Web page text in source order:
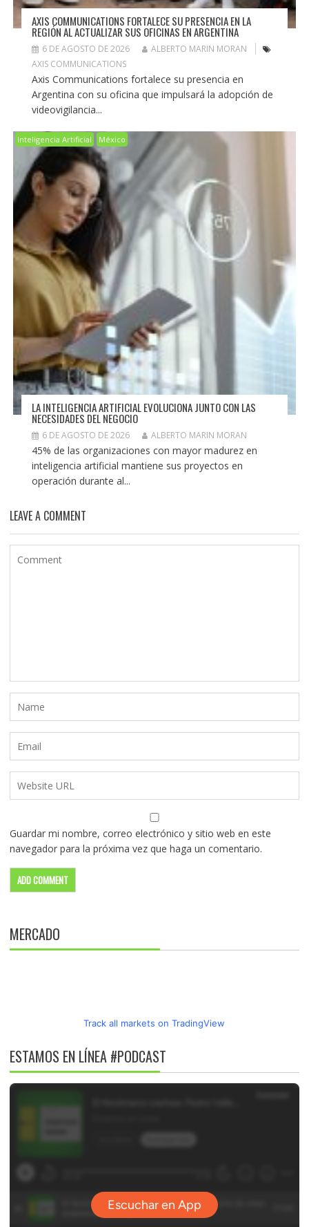
AXIS COMMUNICATIONS FORTALECE SU PRESENCIA EN LA
REGIÓN AL ACTUALIZAR SUS OFICINAS EN ARGENTINA
6 DE AGOSTO DE 2026
ALBERTO MARIN MORAN
AXIS COMMUNICATIONS
Axis Communications fortalece su presencia en
Argentina con su oficina que impulsará la adopción de
videovigilancia...
Inteligencia Artificial México
LA INTELIGENCIA ARTIFICIAL EVOLUCIONA JUNTO CON LAS
NECESIDADES DEL NEGOCIO
6 DE AGOSTO DE 2026 ALBERTO MARIN MORAN
45% de las organizaciones con mayor madurez en
inteligencia artificial mantiene sus proyectos en
operación durante al...
LEAVE A COMMENT
Guardar mi nombre, correo electrónico y sitio web en este
navegador para la próxima vez que haga un comentario.
MERCADO
Track all markets on TradingView
ESTAMOS EN LÍNEA #PODCAST